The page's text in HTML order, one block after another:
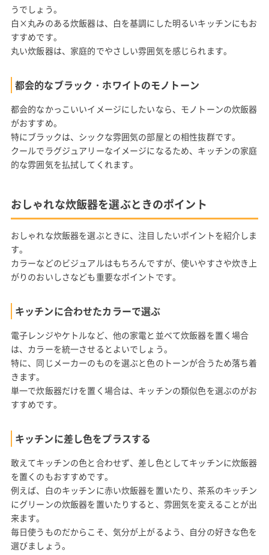
うでしょう。
白×丸みのある炊飯器は、白を基調にした明るいキッチンにもお
すすめです。
丸い炊飯器は、家庭的でやさしい雰囲気を感じられます。
都会的なブラック・ホワイトのモノトーン
都会的なかっこいいイメージにしたいなら、モノトーンの炊飯器
がおすすめ。
特にブラックは、シックな雰囲気の部屋との相性抜群です。
クールでラグジュアリーなイメージになるため、キッチンの家庭
的な雰囲気を払拭してくれます。
おしゃれな炊飯器を選ぶときのポイント
おしゃれな炊飯器を選ぶときに、注目したいポイントを紹介しま
す。
カラーなどのビジュアルはもちろんですが、使いやすさや炊き上
がりのおいしさなども重要なポイントです。
キッチンに合わせたカラーで選ぶ
電子レンジやケトルなど、他の家電と並べて炊飯器を置く場合
は、カラーを統一させるとよいでしょう。
特に、同じメーカーのものを選ぶと色のトーンが合うため落ち着
きます。
単一で炊飯器だけを置く場合は、キッチンの類似色を選ぶのがお
すすめです。
キッチンに差し色をプラスする
敢えてキッチンの色と合わせず、差し色としてキッチンに炊飯器
を置くのもおすすめです。
例えば、白のキッチンに赤い炊飯器を置いたり、茶系のキッチン
にグリーンの炊飯器を置いたりすると、雰囲気を変えることが出
来ます。
毎日使うものだからこそ、気分が上がるよう、自分の好きな色を
選びましょう。